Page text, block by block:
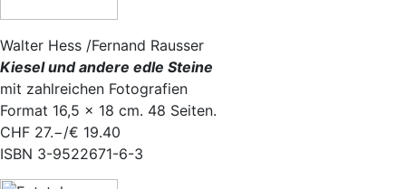
Walter Hess /Fernand Rausser
Kiesel und andere edle Steine
mit zahlreichen Fotografien
Format 16,5 × 18 cm. 48 Seiten.
CHF 27.−/€ 19.40
ISBN 3-9522671-6-3